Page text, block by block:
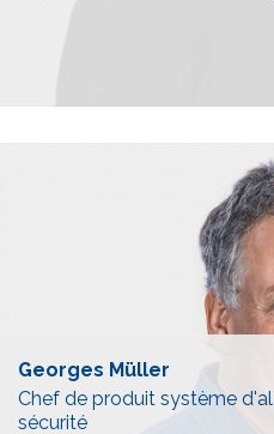
Georges Müller
Chef de produit système
sécurité